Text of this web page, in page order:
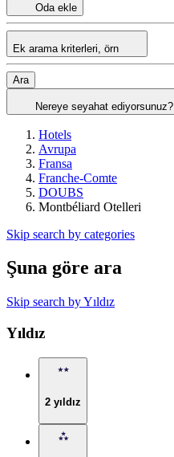
Oda ekle
Ek arama kriterleri, örn
Ara
Nereye seyahat ediyorsunuz?
Hotels
Avrupa
Fransa
Franche-Comte
DOUBS
Montbéliard Otelleri
Skip search by categories
Şuna göre ara
Skip search by Yıldız
Yıldız
2 yıldız